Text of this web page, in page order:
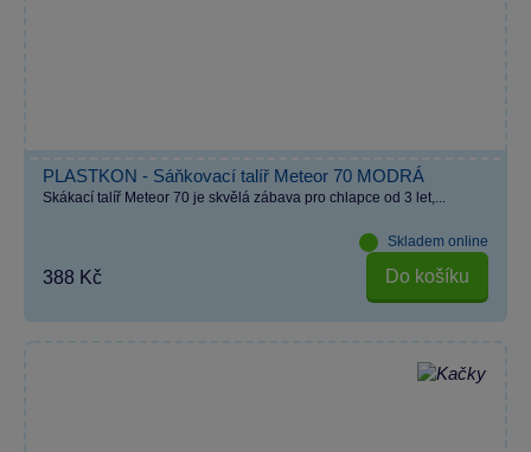
PLASTKON - Sáňkovací talíř Meteor 70 MODRÁ
Skákací talíř Meteor 70 je skvělá zábava pro chlapce od 3 let,...
Skladem online
388 Kč Do košíku